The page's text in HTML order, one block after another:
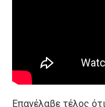
Επανέλαβε τέλος